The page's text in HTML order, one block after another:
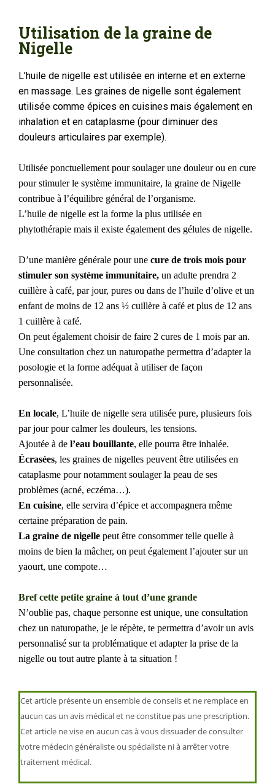
Utilisation de la graine de
Nigelle
L’huile de nigelle est utilisée en interne et en externe
en massage. Les graines de nigelle sont également
utilisée comme épices en cuisines mais également en
inhalation et en cataplasme (pour diminuer des
douleurs articulaires par exemple).
Utilisée ponctuellement pour soulager une douleur ou en cure
pour stimuler le système immunitaire, la graine de Nigelle
contribue à l’équilibre général de l’organisme.
L’huile de nigelle est la forme la plus utilisée en
phytothérapie mais il existe également des gélules de nigelle.
D’une manière générale pour une cure de trois mois pour
stimuler son système immunitaire, un adulte prendra 2
cuillère à café, par jour, pures ou dans de l’huile d’olive et un
enfant de moins de 12 ans ½ cuillère à café et plus de 12 ans
1 cuillère à café.
On peut également choisir de faire 2 cures de 1 mois par an.
Une consultation chez un naturopathe permettra d’adapter la
posologie et la forme adéquat à utiliser de façon
personnalisée.
En locale, L’huile de nigelle sera utilisée pure, plusieurs fois
par jour pour calmer les douleurs, les tensions.
Ajoutée à de l’eau bouillante, elle pourra être inhalée.
Écrasées, les graines de nigelles peuvent être utilisées en
cataplasme pour notamment soulager la peau de ses
problèmes (acné, eczéma…).
En cuisine, elle servira d’épice et accompagnera même
certaine préparation de pain.
La graine de nigelle peut être consommer telle quelle à
moins de bien la mâcher, on peut également l’ajouter sur un
yaourt, une compote…
Bref cette petite graine à tout d’une grande
N’oublie pas, chaque personne est unique, une consultation
chez un naturopathe, je le répète, te permettra d’avoir un avis
personnalisé sur ta problématique et adapter la prise de la
nigelle ou tout autre plante à ta situation !
Cet article présente un ensemble de conseils et ne remplace en
aucun cas un avis médical et ne constitue pas une prescription.
Cet article ne vise en aucun cas à vous dissuader de consulter
votre médecin généraliste ou spécialiste ni à arrêter votre
traitement médical.